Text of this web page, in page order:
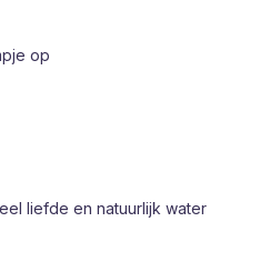
op
liefde en natuurlijk water